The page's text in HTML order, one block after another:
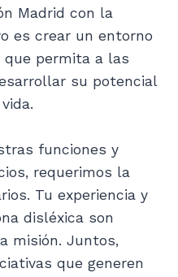
Madrid con la
es crear un entorno
que permita a las
su potencial
funciones y
requerimos la
Tu experiencia y
disléxica son
misión. Juntos,
que generen